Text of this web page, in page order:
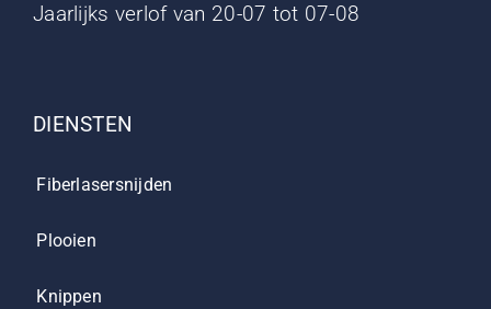
Jaarlijks verlof van 20-07 tot 07-08
DIENSTEN
Fiberlasersnijden
Plooien
Knippen